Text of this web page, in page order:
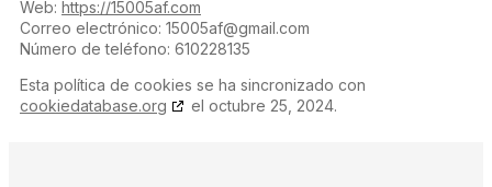
Web: https://15005af.com
Correo electrónico: 15005af@gmail.com
Número de teléfono: 610228135
Esta política de cookies se ha sincronizado con
cookiedatabase.org
el octubre 25, 2024.